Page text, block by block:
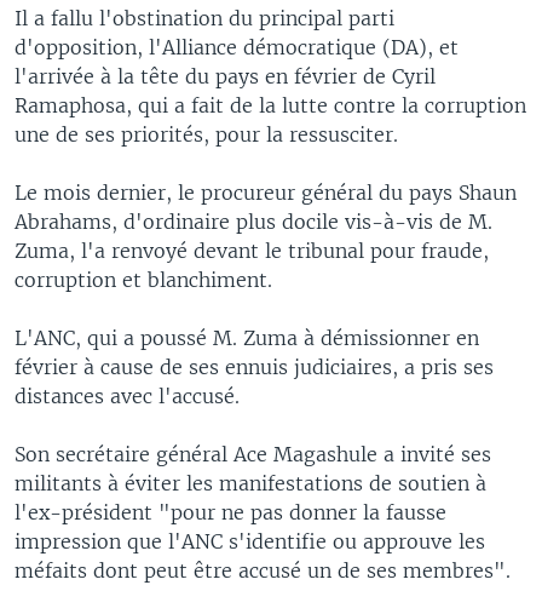
Il a fallu l'obstination du principal parti
d'opposition, l'Alliance démocratique (DA), et
l'arrivée à la tête du pays en février de Cyril
Ramaphosa, qui a fait de la lutte contre la corruption
une de ses priorités, pour la ressusciter.
Le mois dernier, le procureur général du pays Shaun
Abrahams, d'ordinaire plus docile vis-à-vis de M.
Zuma, l'a renvoyé devant le tribunal pour fraude,
corruption et blanchiment.
L'ANC, qui a poussé M. Zuma à démissionner en
février à cause de ses ennuis judiciaires, a pris ses
distances avec l'accusé.
Son secrétaire général Ace Magashule a invité ses
militants à éviter les manifestations de soutien à
l'ex-président "pour ne pas donner la fausse
impression que l'ANC s'identifie ou approuve les
méfaits dont peut être accusé un de ses membres".